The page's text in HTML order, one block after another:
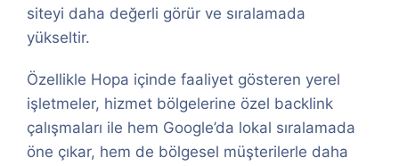
siteyi daha değerli görür ve sıralamada
yükseltir.
Özellikle Hopa içinde faaliyet gösteren yerel
işletmeler, hizmet bölgelerine özel backlink
çalışmaları ile hem Google’da lokal sıralamada
öne çıkar, hem de bölgesel müşterilerle daha